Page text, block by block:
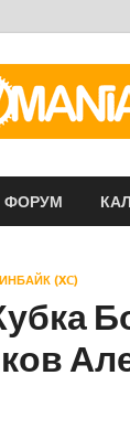
ФОРУМ
(XC)